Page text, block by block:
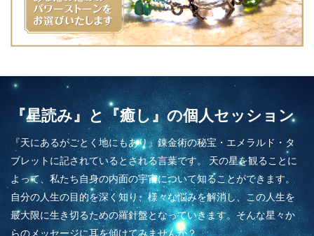
『星読み』と『癒し』の個人セッション
『天にあるがごとく地にもあり』錬金術の秘宝・エメラルド・タ
ブレットに記されているとされる言葉です。 天の星を観ることに
よって、私たち自身の内面の宇宙について知ることができます。
自分の人生の目的を深く知り、様々な悩みを解消し、この人生を
最大限に生き切るための羅針盤となっていきます。そんな星々か
らのメッセージに耳を傾けてみませんか？